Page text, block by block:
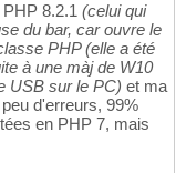
8.2.1 (celui qui
du bar, car ouvre le
PHP (elle a été
à une màj de W10
USB sur le PC) et ma
d'erreurs, 99%
en PHP 7, mais